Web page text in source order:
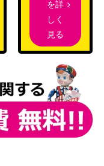
（ドミナリ
500
（ニューカ
ペナの街
角）
1,000
を詳
しく
見る